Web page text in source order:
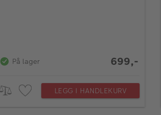
På lager 699,-
LEGG I HANDLEKURV